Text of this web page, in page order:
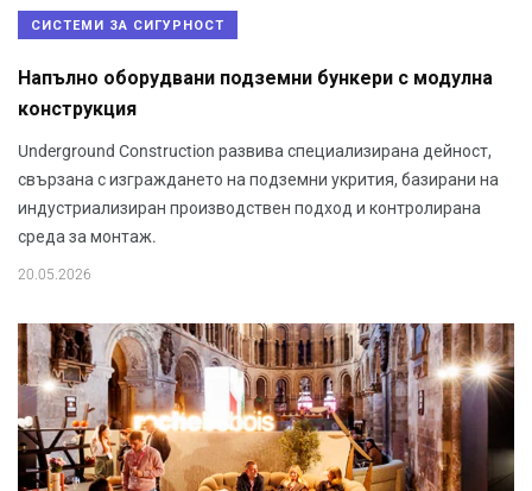
СИСТЕМИ ЗА СИГУРНОСТ
Напълно оборудвани подземни бункери с модулна
конструкция
Underground Construction развива специализирана дейност,
свързана с изграждането на подземни укрития, базирани на
индустриализиран производствен подход и контролирана
среда за монтаж.
20.05.2026